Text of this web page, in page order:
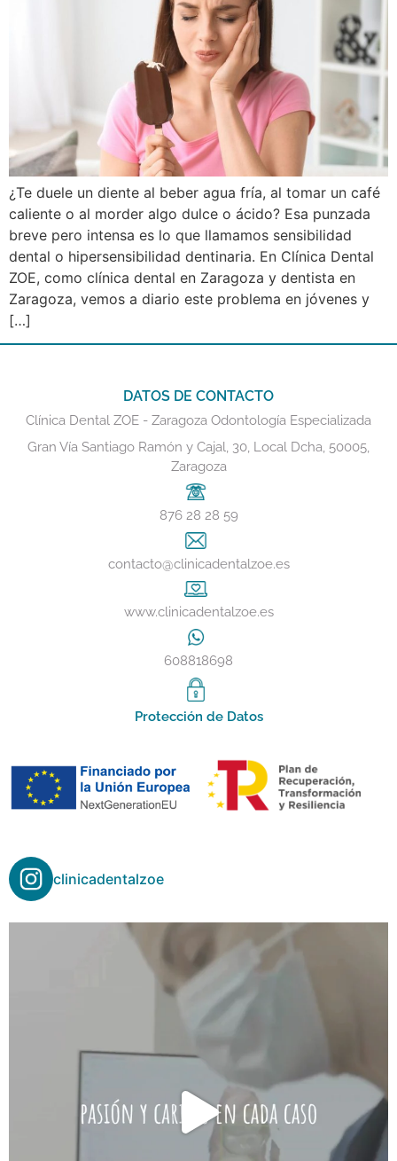
¿Te duele un diente al beber agua fría, al tomar un café
caliente o al morder algo dulce o ácido? Esa punzada
breve pero intensa es lo que llamamos sensibilidad
dental o hipersensibilidad dentinaria. En Clínica Dental
ZOE, como clínica dental en Zaragoza y dentista en
Zaragoza, vemos a diario este problema en jóvenes y
[…]
DATOS DE CONTACTO
Clínica Dental ZOE - Zaragoza Odontología Especializada
Gran Vía Santiago Ramón y Cajal, 30, Local Dcha, 50005,
Zaragoza
876 28 28 59
contacto@clinicadentalzoe.es
www.clinicadentalzoe.es
608818698
Protección de Datos
clinicadentalzoe